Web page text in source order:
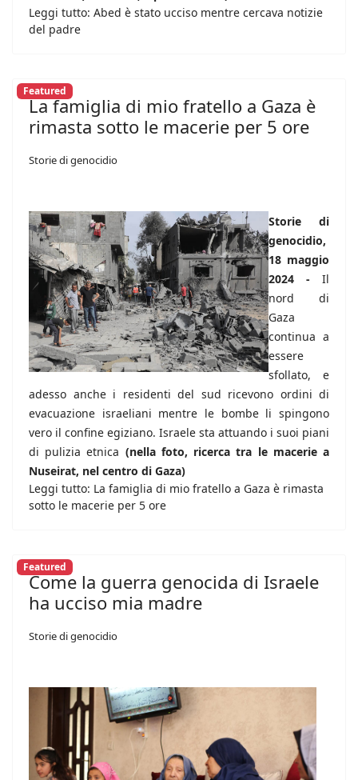
Leggi tutto: Abed è stato ucciso mentre cercava notizie
del padre
Featured
La famiglia di mio fratello a Gaza è
rimasta sotto le macerie per 5 ore
Storie di genocidio
Storie di
genocidio,
18 maggio
2024 - Il
nord di
Gaza
continua a
essere
sfollato, e
adesso anche i residenti del sud ricevono ordini di
evacuazione israeliani mentre le bombe li spingono
vero il confine egiziano. Israele sta attuando i suoi piani
di pulizia etnica (nella foto, ricerca tra le macerie a
Nuseirat, nel centro di Gaza)
Leggi tutto: La famiglia di mio fratello a Gaza è rimasta
sotto le macerie per 5 ore
Featured
Come la guerra genocida di Israele
ha ucciso mia madre
Storie di genocidio